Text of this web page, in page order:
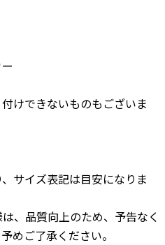
けできないものもございま
サイズ表記は目安になりま
、品質向上のため、予告なく
めご了承ください。